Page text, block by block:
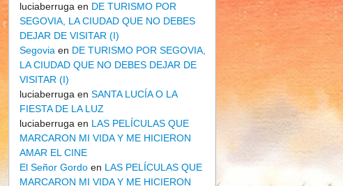
luciaberruga en DE TURISMO POR
SEGOVIA, LA CIUDAD QUE NO DEBES
DEJAR DE VISITAR (I)
Segovia en DE TURISMO POR SEGOVIA,
LA CIUDAD QUE NO DEBES DEJAR DE
VISITAR (I)
luciaberruga enSANTA LUCÍA O LA
FIESTA DE LA LUZ
luciaberruga en LAS PELÍCULAS QUE
MARCARON MI VIDA Y ME HICIERON
AMAR EL CINE
El Señor Gordo en LAS PELÍCULAS QUE
MARCARON MI VIDA Y ME HICIERON